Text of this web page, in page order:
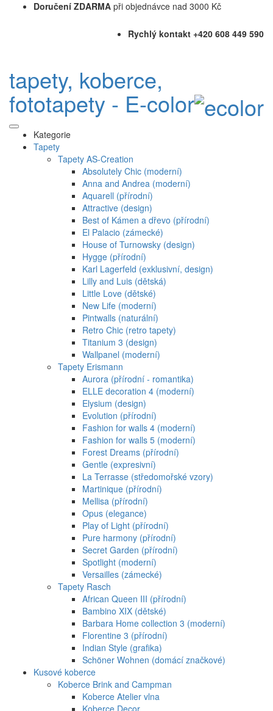
Doručení ZDARMA při objednávce nad 3000 Kč
Rychlý kontakt +420 608 449 590
tapety, koberce,
fototapety - E-color
Kategorie
Tapety
Tapety AS-Creation
Absolutely Chic (moderní)
Anna and Andrea (moderní)
Aquarell (přírodní)
Attractive (design)
Best of Kámen a dřevo (přírodní)
El Palacio (zámecké)
House of Turnowsky (design)
Hygge (přírodní)
Karl Lagerfeld (exklusivní, design)
Lilly and Luis (dětská)
Little Love (dětské)
New Life (moderní)
Pintwalls (naturální)
Retro Chic (retro tapety)
Titanium 3 (design)
Wallpanel (moderní)
Tapety Erismann
Aurora (přírodní - romantika)
ELLE decoration 4 (moderní)
Elysium (design)
Evolution (přírodní)
Fashion for walls 4 (moderní)
Fashion for walls 5 (moderní)
Forest Dreams (přírodní)
Gentle (expresivní)
La Terrasse (středomořské vzory)
Martinique (přírodní)
Mellisa (přírodní)
Opus (elegance)
Play of Light (přírodní)
Pure harmony (přírodní)
Secret Garden (přírodní)
Spotlight (moderní)
Versailles (zámecké)
Tapety Rasch
African Queen III (přírodní)
Bambino XIX (dětské)
Barbara Home collection 3 (moderní)
Florentine 3 (přírodní)
Indian Style (grafika)
Schöner Wohnen (domácí značkové)
Kusové koberce
Koberce Brink and Campman
Koberce Atelier vlna